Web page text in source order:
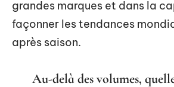
grandes marques et dans la
façonner les tendances
après saison.
Au-delà des volumes,